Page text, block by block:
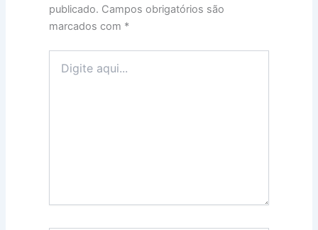
publicado. Campos obrigatórios são
marcados com *
aqui...